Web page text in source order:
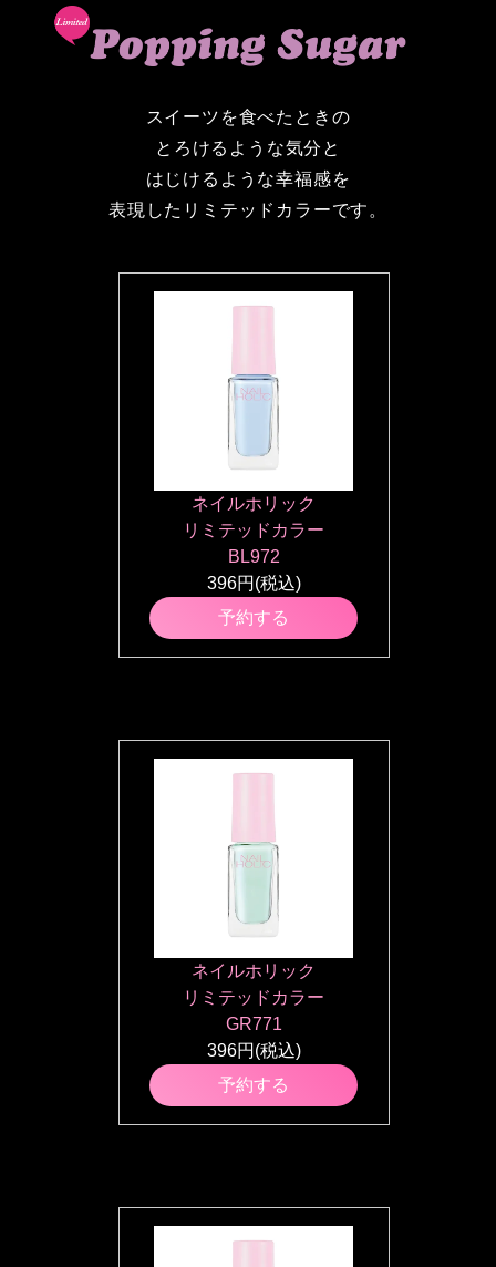
スイーツを食べたときの
とろけるような気分と
はじけるような幸福感を
表現したリミテッドカラーです。
ネイルホリック
リミテッドカラー
BL972
396円(税込)
予約する
ネイルホリック
リミテッドカラー
GR771
396円(税込)
予約する